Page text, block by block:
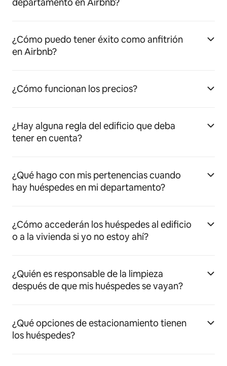
departamento en Airbnb?
¿Cómo puedo tener éxito como anfitrión
en Airbnb?
¿Cómo funcionan los precios?
¿Hay alguna regla del edificio que deba
tener en cuenta?
¿Qué hago con mis pertenencias cuando
hay huéspedes en mi departamento?
¿Cómo accederán los huéspedes al edificio
o a la vivienda si yo no estoy ahí?
¿Quién es responsable de la limpieza
después de que mis huéspedes se vayan?
¿Qué opciones de estacionamiento tienen
los huéspedes?